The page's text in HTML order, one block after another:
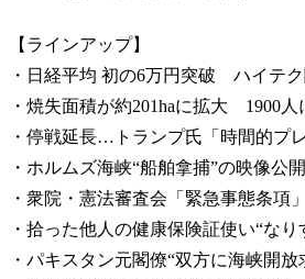
【ラインアップ】
・日経平均 初の6万円突破 ハイテ
・焼失面積が約201haに拡大 1900
・停戦延長…トランプ氏「時間的プ
・ホルムズ海峡“船舶拿捕”の映像
・衆院・憲法審査会「緊急事態条
・拾った他人の健康保険証使い“な
・パキスタン元閣僚“双方に海峡開